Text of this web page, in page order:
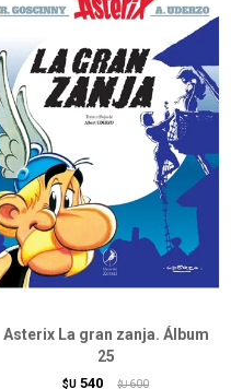
Asterix La gran zanja. Álbum
25
$U 540 $U 600